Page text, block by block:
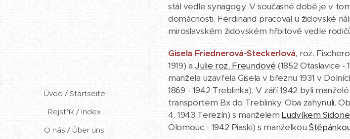
Úvod / Startseite
Rejstřík / Index
O nás / Über uns
stál vedle synagogy. V současné době je v
domácnosti. Ferdinand pracoval u židovské
miroslavském židovském hřbitově vedle
Gisela Friednerová-Steckerlová, roz.
1919) a Julie roz. Freundové (1852 Otaslavice
manžela uzavřela Gisela v březnu 1931 v
1869 - 1942 Treblinka). V září 1942 byli
transportem Bx do Treblinky. Oba zahynuli.
4. 1943 Terezín) s manželemLudvíkem
Olomouc - 1942 Piaski) s manželkou